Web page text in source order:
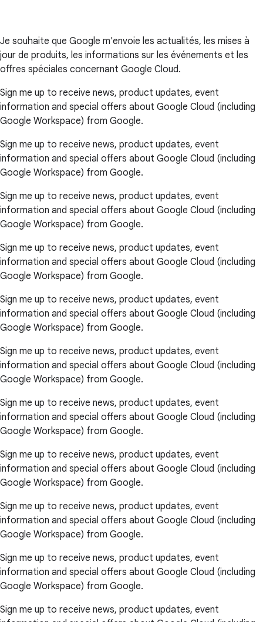
Je souhaite que Google m'envoie les actualités, les mises à
jour de produits, les informations sur les événements et les
offres spéciales concernant Google Cloud.
Sign me up to receive news, product updates, event
information and special offers about Google Cloud (including
Google Workspace) from Google.
Sign me up to receive news, product updates, event
information and special offers about Google Cloud (including
Google Workspace) from Google.
Sign me up to receive news, product updates, event
information and special offers about Google Cloud (including
Google Workspace) from Google.
Sign me up to receive news, product updates, event
information and special offers about Google Cloud (including
Google Workspace) from Google.
Sign me up to receive news, product updates, event
information and special offers about Google Cloud (including
Google Workspace) from Google.
Sign me up to receive news, product updates, event
information and special offers about Google Cloud (including
Google Workspace) from Google.
Sign me up to receive news, product updates, event
information and special offers about Google Cloud (including
Google Workspace) from Google.
Sign me up to receive news, product updates, event
information and special offers about Google Cloud (including
Google Workspace) from Google.
Sign me up to receive news, product updates, event
information and special offers about Google Cloud (including
Google Workspace) from Google.
Sign me up to receive news, product updates, event
information and special offers about Google Cloud (including
Google Workspace) from Google.
Sign me up to receive news, product updates, event